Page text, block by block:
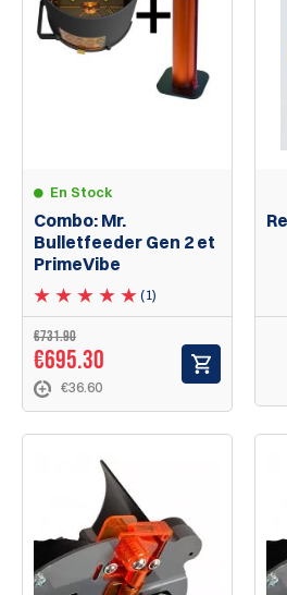
En Stock
Combo: Mr.
Bulletfeeder Gen 2 et
PrimeVibe
(1)
€731.90
€695.30
€36.60